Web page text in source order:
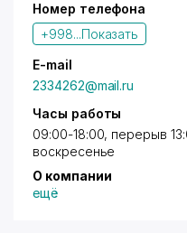
Новая линия
высокопрочную
металлургической
По ГОСТ 390:
• ШУС-3;
• ШУС-4;
• ШУС-7; 230х150х92
• ШУС-9; 200х150х65
По чертежам
• ШУС-3;
• ШУС-4;
• ШУС-7;
Номер телефона
+998...Показать
E-mail
2334262@mail.ru
Часы работы
09:00-18:00, перерыв
воскресенье
О компании
ещё